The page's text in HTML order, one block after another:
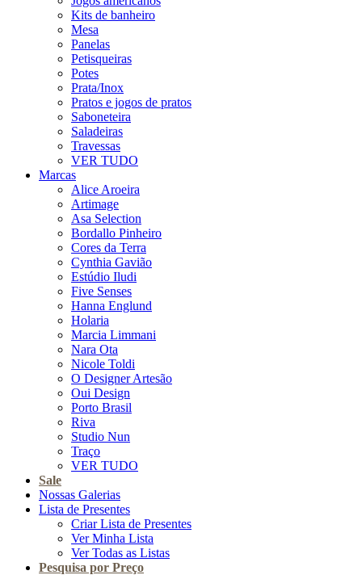
Kits de banheiro
Mesa
Panelas
Petisqueiras
Potes
Prata/Inox
Pratos e jogos de pratos
Saboneteira
Saladeiras
Travessas
VER TUDO
Marcas
Alice Aroeira
Artimage
Asa Selection
Bordallo Pinheiro
Cores da Terra
Cynthia Gavião
Estúdio Iludi
Five Senses
Hanna Englund
Holaria
Marcia Limmani
Nara Ota
Nicole Toldi
O Designer Artesão
Oui Design
Porto Brasil
Riva
Studio Nun
Traço
VER TUDO
Sale
Nossas Galerias
Lista de Presentes
Criar Lista de Presentes
Ver Minha Lista
Ver Todas as Listas
Pesquisa por Preço